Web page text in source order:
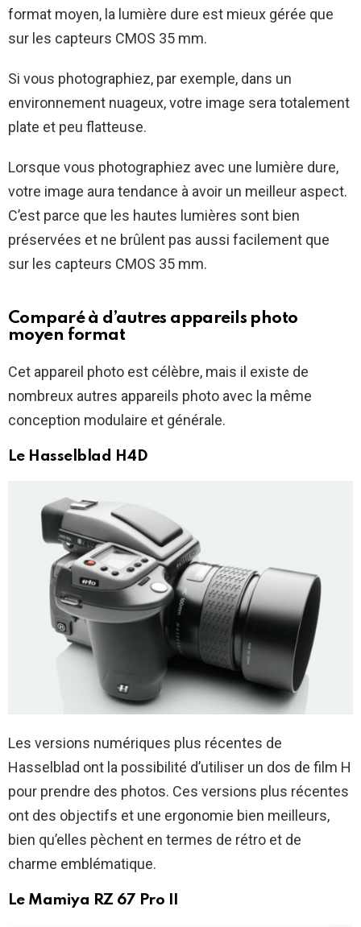
format moyen, la lumière dure est mieux gérée que
sur les capteurs CMOS 35 mm.
Si vous photographiez, par exemple, dans un
environnement nuageux, votre image sera totalement
plate et peu flatteuse.
Lorsque vous photographiez avec une lumière dure,
votre image aura tendance à avoir un meilleur aspect.
C’est parce que les hautes lumières sont bien
préservées et ne brûlent pas aussi facilement que
sur les capteurs CMOS 35 mm.
Comparé à d’autres appareils photo
moyen format
Cet appareil photo est célèbre, mais il existe de
nombreux autres appareils photo avec la même
conception modulaire et générale.
Le Hasselblad H4D
Les versions numériques plus récentes de
Hasselblad ont la possibilité d’utiliser un dos de film H
pour prendre des photos. Ces versions plus récentes
ont des objectifs et une ergonomie bien meilleurs,
bien qu’elles pèchent en termes de rétro et de
charme emblématique.
Le Mamiya RZ 67 Pro II